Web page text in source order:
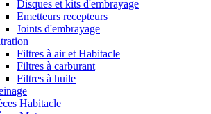
Disques et kits d'embrayage
Emetteurs recepteurs
Joints d'embrayage
Filtres à air et Habitacle
Filtres à carburant
Filtres à huile
Habitacle